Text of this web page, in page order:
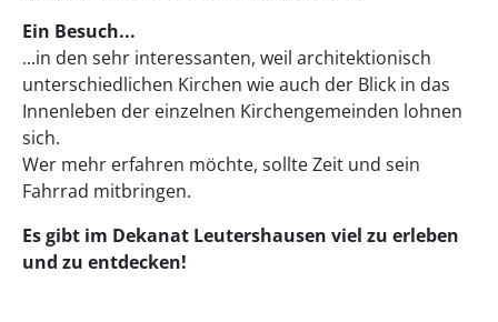
Ein Besuch...
...in den sehr interessanten, weil architektionisch
unterschiedlichen Kirchen wie auch der Blick in das
Innenleben der einzelnen Kirchengemeinden lohnen
sich.
Wer mehr erfahren möchte, sollte Zeit und sein
Fahrrad mitbringen.
Es gibt im Dekanat Leutershausen viel zu erleben
und zu entdecken!